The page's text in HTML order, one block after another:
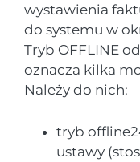
wystawienia
do systemu w
Tryb OFFLINE
oznacza kilka
Należy do nich:
tryb
ustawy